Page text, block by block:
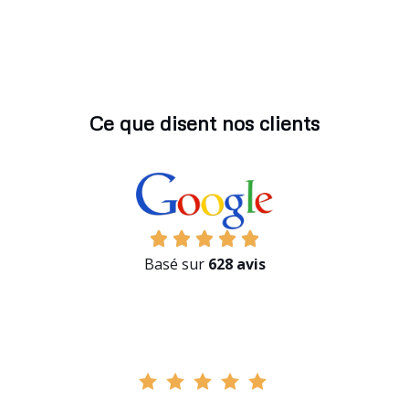
Ce que disent nos clients
Basé sur 628 avis